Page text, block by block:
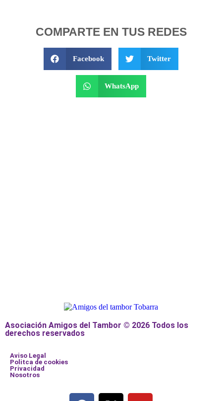
COMPARTE EN TUS REDES
Facebook Twitter
WhatsApp
Asociación Amigos del Tambor © 2026 Todos los
derechos reservados
Aviso Legal
Politca de cookies
Privacidad
Nosotros